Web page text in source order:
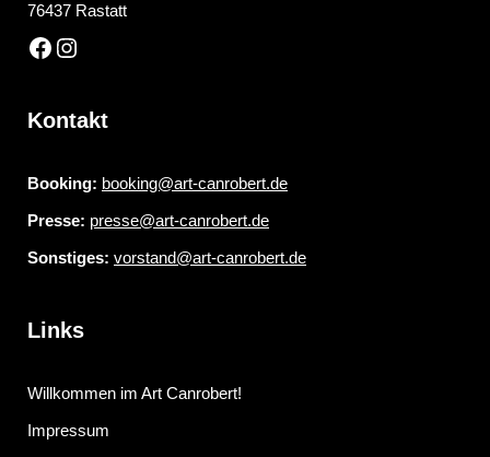
76437 Rastatt
Kontakt
Booking: booking@art-canrobert.de
Presse: presse@art-canrobert.de
Sonstiges: vorstand@art-canrobert.de
Links
Willkommen im Art Canrobert!
Impressum